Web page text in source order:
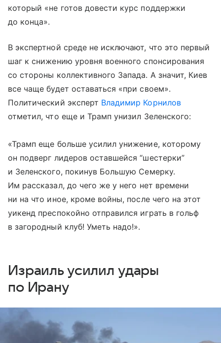
который «не готов довести курс поддержки
до конца».
В экспертной среде не исключают, что это первый
шаг к снижению уровня военного спонсирования
со стороны коллективного Запада. А значит, Киев
все чаще будет оставаться «при своем».
Политический эксперт Владимир Корнилов
отметил, что еще и Трамп унизил Зеленского:
«Трамп еще больше усилил унижение, которому
он подверг лидеров оставшейся “шестерки”
и Зеленского, покинув Большую Семерку.
Им рассказал, до чего же у него нет времени
ни на что иное, кроме войны, после чего на этот
уикенд преспокойно отправился играть в гольф
в загородный клуб! Уметь надо!».
Израиль усилил удары
по Ирану